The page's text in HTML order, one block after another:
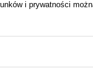
najciekawsze
z informacją
i prywatności